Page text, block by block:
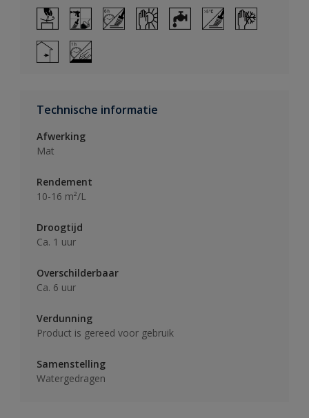
Technische informatie
Afwerking
Mat
Rendement
10-16 m²/L
Droogtijd
Ca. 1 uur
Overschilderbaar
Ca. 6 uur
Verdunning
Product is gereed voor gebruik
Samenstelling
Watergedragen